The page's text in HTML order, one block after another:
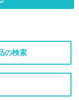
の検索